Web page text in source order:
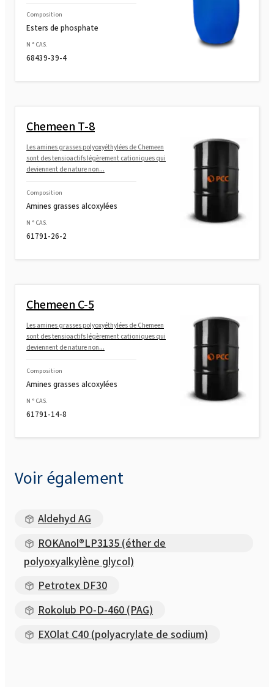
ROKAfenol D8 (Dodécylphénol éthoxylé)
ROKAfenol D22 (Dodécylphénol éthoxylé)
Composition
Esters de phosphate
N ° CAS.
68439-39-4
Chemeen T-8
Les amines grasses polyoxyéthylées de Chemeen
sont des tensioactifs légèrement cationiques qui
deviennent de nature non...
Composition
Amines grasses alcoxylées
N ° CAS.
61791-26-2
Chemeen C-5
Les amines grasses polyoxyéthylées de Chemeen
sont des tensioactifs légèrement cationiques qui
deviennent de nature non...
Composition
Amines grasses alcoxylées
N ° CAS.
61791-14-8
Voir également
Aldehyd AG
ROKAnol®LP3135 (éther de
polyoxyalkylène glycol)
Petrotex DF30
Rokolub PO-D-460 (PAG)
EXOlat C40 (polyacrylate de sodium)